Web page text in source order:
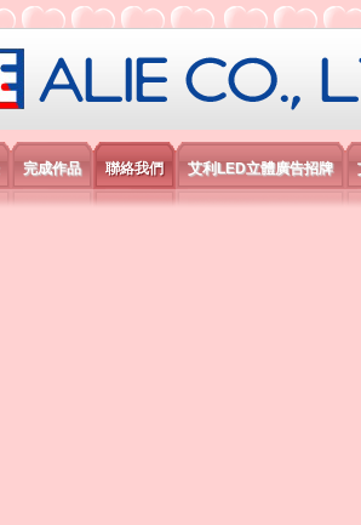
電子有限公司
完成作品 聯絡我們 艾利LED立體廣告招牌